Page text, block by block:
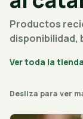
Productos
disponibilidad,
Ver toda la tienda
Desliza para ver